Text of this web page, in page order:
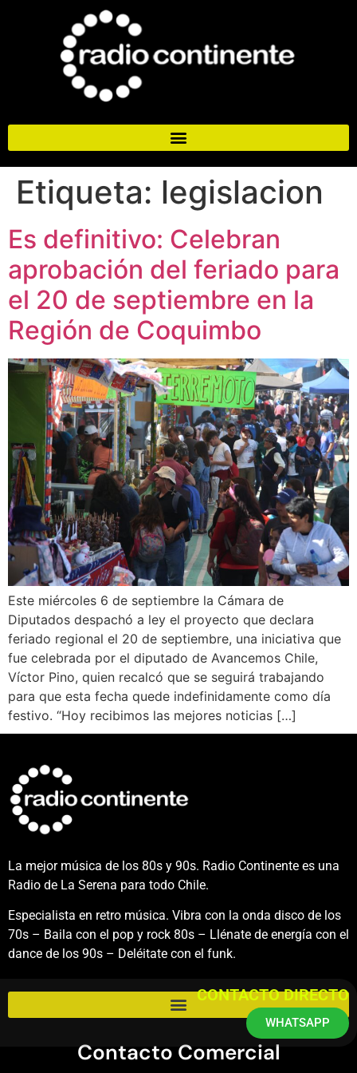
Etiqueta: legislacion
Es definitivo: Celebran
aprobación del feriado para
el 20 de septiembre en la
Región de Coquimbo
Este miércoles 6 de septiembre la Cámara de
Diputados despachó a ley el proyecto que declara
feriado regional el 20 de septiembre, una iniciativa que
fue celebrada por el diputado de Avancemos Chile,
Víctor Pino, quien recalcó que se seguirá trabajando
para que esta fecha quede indefinidamente como día
festivo. “Hoy recibimos las mejores noticias […]
La mejor música de los 80s y 90s. Radio Continente es una
Radio de La Serena para todo Chile.
Especialista en retro música. Vibra con la onda disco de los
70s – Baila con el pop y rock 80s – Llénate de energía con el
dance de los 90s – Deléitate con el funk.
Contacto Comercial
CONTACTO DIRECTO
WHATSAPP